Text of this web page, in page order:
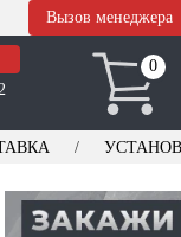
Вызов менеджера
0
0